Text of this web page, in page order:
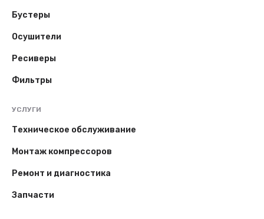
Бустеры
Осушители
Ресиверы
Фильтры
УСЛУГИ
Техническое обслуживание
Монтаж компрессоров
Ремонт и диагностика
Запчасти